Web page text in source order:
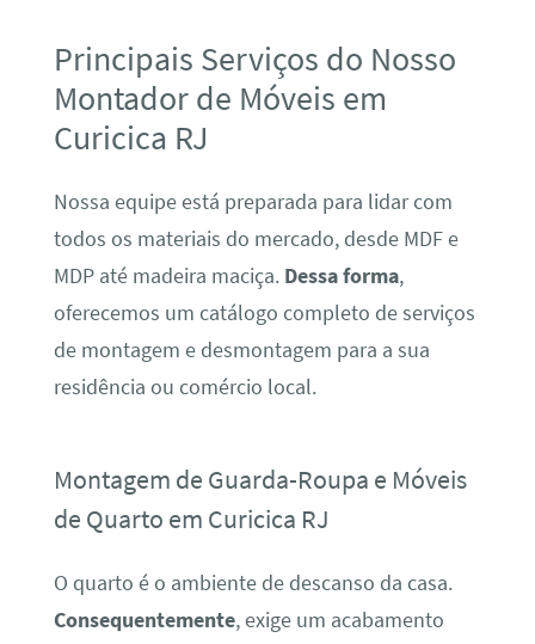
Principais Serviços do Nosso
Montador de Móveis em
Curicica RJ
Nossa equipe está preparada para lidar com
todos os materiais do mercado, desde MDF e
MDP até madeira maciça. Dessa forma,
oferecemos um catálogo completo de serviços
de montagem e desmontagem para a sua
residência ou comércio local.
Montagem de Guarda-Roupa e Móveis
de Quarto em Curicica RJ
O quarto é o ambiente de descanso da casa.
Consequentemente, exige um acabamento